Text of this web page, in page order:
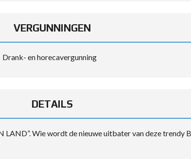
VERGUNNINGEN
Drank- en horecavergunning
DETAILS
LAND”. Wie wordt de nieuwe uitbater van deze trendy